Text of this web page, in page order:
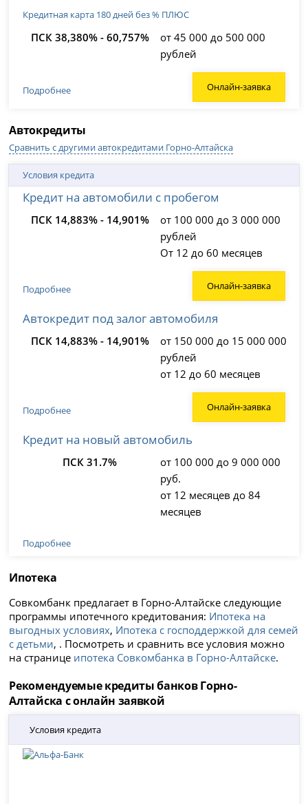
Кредитная карта 180 дней без % ПЛЮС
ПСК 38,380% - 60,757%
от 45 000 до 500 000
рублей
Подробнее Онлайн-заявка
Автокредиты
Сравнить с другими автокредитами Горно-Алтайска
Условия кредита
Кредит на автомобили с пробегом
ПСК 14,883% - 14,901%
от 100 000 до 3 000 000
рублей
От 12 до 60 месяцев
Подробнее Онлайн-заявка
Автокредит под залог автомобиля
ПСК 14,883% - 14,901%
от 150 000 до 15 000 000
рублей
от 12 до 60 месяцев
Подробнее Онлайн-заявка
Кредит на новый автомобиль
ПСК 31.7%
от 100 000 до 9 000 000
руб.
от 12 месяцев до 84
месяцев
Подробнее
Ипотека
Совкомбанк предлагает в Горно-Алтайске следующие
программы ипотечного кредитования: Ипотека на
выгодных условиях, Ипотека с господдержкой для семей
с детьми, . Посмотреть и сравнить все условия можно
на странице ипотека Совкомбанка в Горно-Алтайске.
Рекомендуемые кредиты банков Горно-
Алтайска с онлайн заявкой
Условия кредита